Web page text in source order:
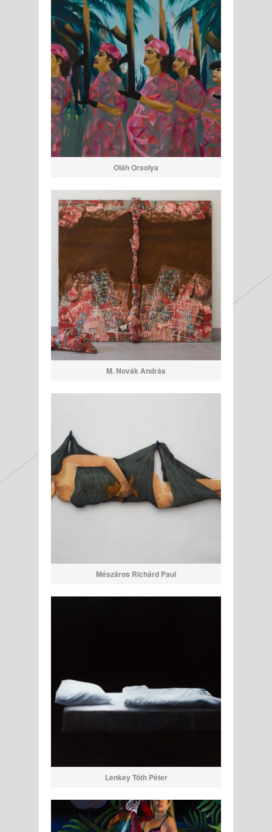
Oláh Orsolya
M. Novák András
Mészáros Richárd Paul
Lenkey Tóth Péter